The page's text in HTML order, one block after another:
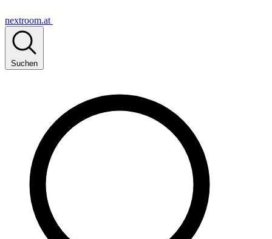
nextroom.at
Suchen